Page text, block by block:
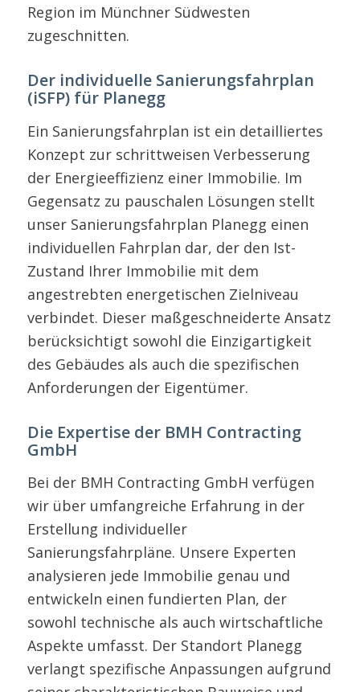
Region im Münchner Südwesten
zugeschnitten.
Der individuelle Sanierungsfahrplan
(iSFP) für Planegg
Ein Sanierungsfahrplan ist ein detailliertes
Konzept zur schrittweisen Verbesserung
der Energieeffizienz einer Immobilie. Im
Gegensatz zu pauschalen Lösungen stellt
unser Sanierungsfahrplan Planegg einen
individuellen Fahrplan dar, der den Ist-
Zustand Ihrer Immobilie mit dem
angestrebten energetischen Zielniveau
verbindet. Dieser maßgeschneiderte Ansatz
berücksichtigt sowohl die Einzigartigkeit
des Gebäudes als auch die spezifischen
Anforderungen der Eigentümer.
Die Expertise der BMH Contracting
GmbH
Bei der BMH Contracting GmbH verfügen
wir über umfangreiche Erfahrung in der
Erstellung individueller
Sanierungsfahrpläne. Unsere Experten
analysieren jede Immobilie genau und
entwickeln einen fundierten Plan, der
sowohl technische als auch wirtschaftliche
Aspekte umfasst. Der Standort Planegg
verlangt spezifische Anpassungen aufgrund